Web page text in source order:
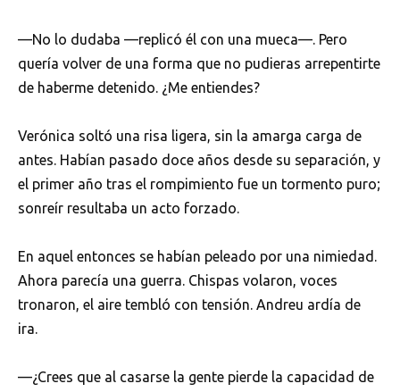
—No lo dudaba —replicó él con una mueca—. Pero
quería volver de una forma que no pudieras arrepentirte
de haberme detenido. ¿Me entiendes?
Verónica soltó una risa ligera, sin la amarga carga de
antes. Habían pasado doce años desde su separación, y
el primer año tras el rompimiento fue un tormento puro;
sonreír resultaba un acto forzado.
En aquel entonces se habían peleado por una nimiedad.
Ahora parecía una guerra. Chispas volaron, voces
tronaron, el aire tembló con tensión. Andreu ardía de
ira.
—¿Crees que al casarse la gente pierde la capacidad de